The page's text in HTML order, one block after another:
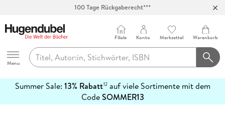
100 Tage Rückgaberecht***
Hugendubel
Menu
Filiale Konto Merkzettel Warenkorb
Summer Sale: 13% Rabatt12auf viele Sortimente mit dem
CodeSOMMER13
erfahren